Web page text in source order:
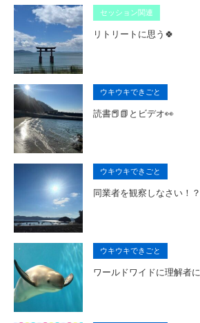
セッション関連
リトリートに思う🍀
ウキウキできごと
読書📕📗とビデオ👀
ウキウキできごと
同業者を観察しなさい！
ウキウキできごと
ワールドワイドに理解者